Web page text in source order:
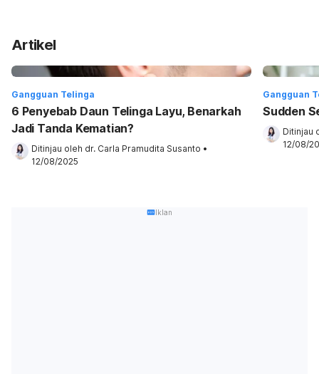
Artikel
Gangguan Telinga
6 Penyebab Daun Telinga Layu, Benarkah
Jadi Tanda Kematian?
Ditinjau oleh dr. Carla Pramudita Susanto •
12/08/2025
Gangguan
Sudden
Ditinjau
12/08/
Iklan